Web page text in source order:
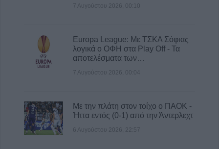
7 Αυγούστου 2026, 00:10
Europa League: Με ΤΣΚΑ Σόφιας
λογικά ο ΟΦΗ στα Play Off - Τα
αποτελέσματα των…
7 Αυγούστου 2026, 00:04
Με την πλάτη στον τοίχο ο ΠΑΟΚ -
Ήττα εντός (0-1) από την Άντερλεχτ
6 Αυγούστου 2026, 22:57